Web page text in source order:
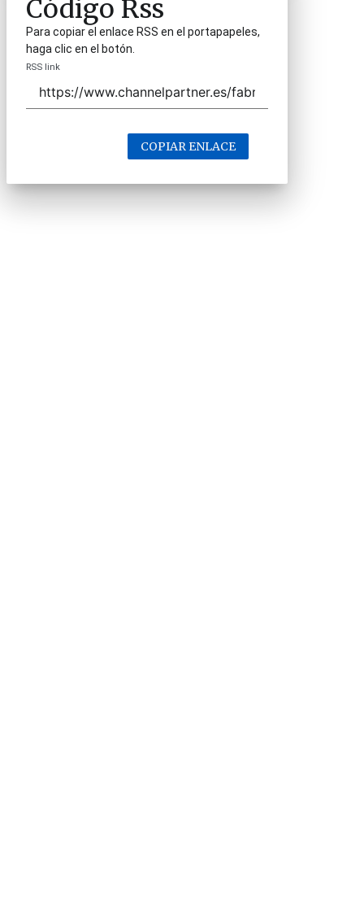
Código Rss
Para copiar el enlace RSS en el portapapeles,
haga clic en el botón.
RSS link
COPIAR ENLACE